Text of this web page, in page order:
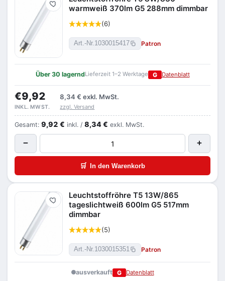
Merkenwarmweiß 370lm G5 288mm dimmbar
(6)
Art.-Nr.1030015417 Patron
Über 30 lagerndLieferzeit 1–2 Werktage G Datenblatt
€9,92 8,34 € exkl. MwSt.
INKL. MWST. zzgl. Versand
Gesamt: 9,92 € inkl. / 8,34 € exkl. MwSt.
− +
🛒 In den Warenkorb
Merken
Leuchtstoffröhre T5 13W/865
tageslichtweiß 600lm G5 517mm
dimmbar
(5)
Art.-Nr.1030015351 Patron
ausverkauft G Datenblatt